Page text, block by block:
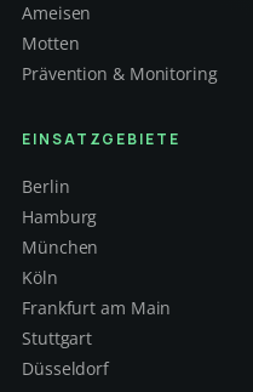
Ameisen
Motten
Prävention & Monitoring
EINSATZGEBIETE
Berlin
Hamburg
München
Köln
Frankfurt am Main
Stuttgart
Düsseldorf